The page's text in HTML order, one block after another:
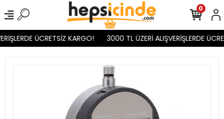
ÜCRETSİZ KARGO! 3000 TL ÜZERİ ALIŞVERİŞLERDE
0